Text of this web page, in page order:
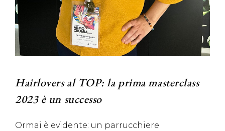
Hairlovers al TOP: la prima masterclass
2023 è un successo
Ormai è evidente: un parrucchiere